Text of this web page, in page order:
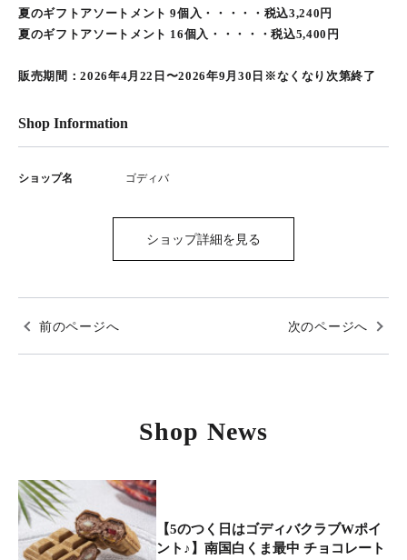
夏のギフトアソートメント 9個入・・・・・税込3,240円
夏のギフトアソートメント 16個入・・・・・税込5,400円
販売期間：2026年4月22日〜2026年9月30日※なくなり次第終了
Shop Information
ショップ名 ゴディバ
ショップ詳細を見る
前のページへ 次のページへ
Shop News
【5のつく日はゴディバクラブWポイ
ント♪】南国白くま最中 チョコレート